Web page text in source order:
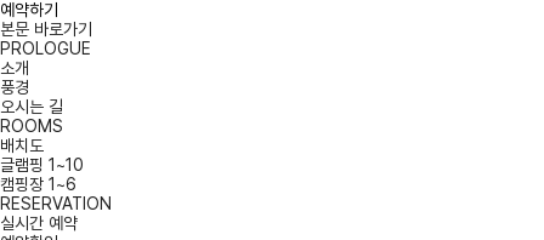
예약하기
본문 바로가기
PROLOGUE
소개
풍경
오시는 길
ROOMS
배치도
글램핑 1~10
캠핑장 1~6
RESERVATION
실시간 예약